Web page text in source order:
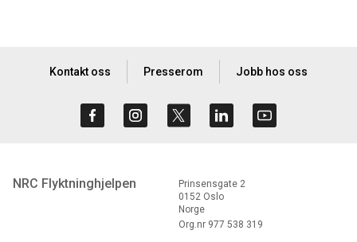
Kontakt oss Presserom Jobb hos oss
NRC Flyktninghjelpen
Prinsensgate 2
0152 Oslo
Norge
Org.nr 977 538 319